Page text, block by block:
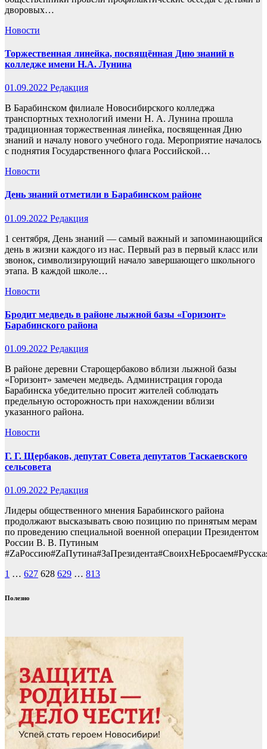
дворовых…
Новости
Торжественная линейка, посвящённая Дню знаний в
колледже имени Н.А. Лунина
01.09.2022 Редакция
В Барабинском филиале Новосибирского колледжа
транспортных технологий имени Н. А. Лунина прошла
традиционная торжественная линейка, посвященная Дню
знаний и началу нового учебного года. Мероприятие началось
с поднятия Государственного флага Российской…
Новости
День знаний отметили в Барабинском районе
01.09.2022 Редакция
1 сентября, День знаний — самый важный и запоминающийся
день в жизни каждого из нас. Первый раз в первый класс или
звонок, символизирующий начало завершающего школьного
этапа. В каждой школе…
Новости
Бродит медведь в районе лыжной базы «Горизонт»
Барабинского района
01.09.2022 Редакция
В районе деревни Старощербаково вблизи лыжной базы
«Горизонт» замечен медведь. Администрация города
Барабинска убедительно просит жителей соблюдать
предельную осторожность при нахождении вблизи
указанного района.
Новости
Г. Г. Щербаков, депутат Совета депутатов Таскаевского
сельсовета
01.09.2022 Редакция
Лидеры общественного мнения Барабинского района
продолжают высказывать свою позицию по принятым мерам
по проведению специальной военной операции Президентом
России В. В. Путиным
Пагинация
записей
1 … 627 628 629 … 813
Полезно